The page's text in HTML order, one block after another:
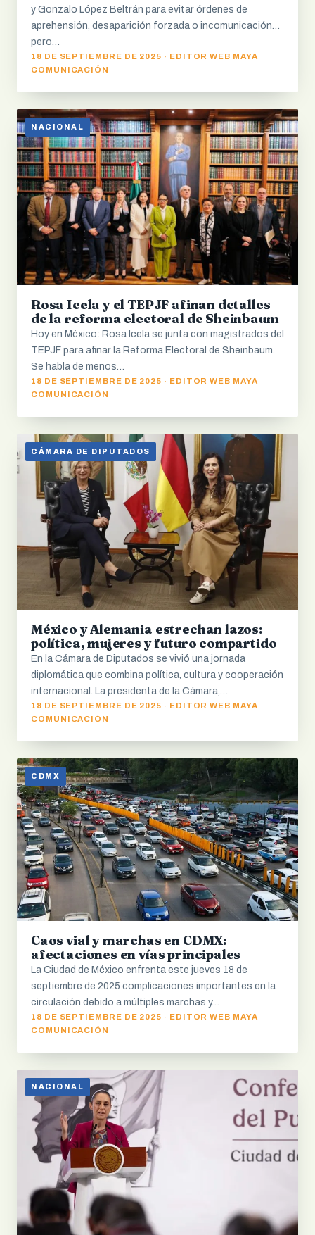
y Gonzalo López Beltrán para evitar órdenes de
aprehensión, desaparición forzada o incomunicación…
pero…
18 DE SEPTIEMBRE DE 2025 · EDITOR WEB MAYA
COMUNICACIÓN
NACIONAL
Rosa Icela y el TEPJF afinan detalles
de la reforma electoral de Sheinbaum
Hoy en México: Rosa Icela se junta con magistrados del
TEPJF para afinar la Reforma Electoral de Sheinbaum.
Se habla de menos…
18 DE SEPTIEMBRE DE 2025 · EDITOR WEB MAYA
COMUNICACIÓN
CÁMARA DE DIPUTADOS
México y Alemania estrechan lazos:
política, mujeres y futuro compartido
En la Cámara de Diputados se vivió una jornada
diplomática que combina política, cultura y cooperación
internacional. La presidenta de la Cámara,…
18 DE SEPTIEMBRE DE 2025 · EDITOR WEB MAYA
COMUNICACIÓN
CDMX
Caos vial y marchas en CDMX:
afectaciones en vías principales
La Ciudad de México enfrenta este jueves 18 de
septiembre de 2025 complicaciones importantes en la
circulación debido a múltiples marchas y…
18 DE SEPTIEMBRE DE 2025 · EDITOR WEB MAYA
COMUNICACIÓN
NACIONAL